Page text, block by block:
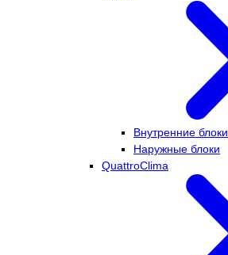
Внутренние блоки
Наружные блоки
QuattroClima